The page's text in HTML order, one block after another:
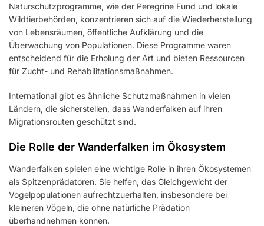
Naturschutzprogramme, wie der Peregrine Fund und lokale
Wildtierbehörden, konzentrieren sich auf die Wiederherstellung
von Lebensräumen, öffentliche Aufklärung und die
Überwachung von Populationen. Diese Programme waren
entscheidend für die Erholung der Art und bieten Ressourcen
für Zucht- und Rehabilitationsmaßnahmen.
International gibt es ähnliche Schutzmaßnahmen in vielen
Ländern, die sicherstellen, dass Wanderfalken auf ihren
Migrationsrouten geschützt sind.
Die Rolle der Wanderfalken im Ökosystem
Wanderfalken spielen eine wichtige Rolle in ihren Ökosystemen
als Spitzenprädatoren. Sie helfen, das Gleichgewicht der
Vogelpopulationen aufrechtzuerhalten, insbesondere bei
kleineren Vögeln, die ohne natürliche Prädation
überhandnehmen können.